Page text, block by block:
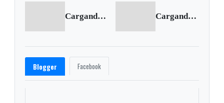
Cargando anterior... Cargando siguiente...
Blogger Facebook